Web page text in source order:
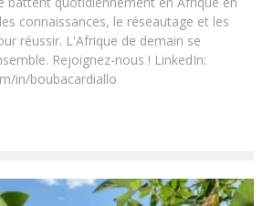
connaissances, le réseautage et les
réussir. L'Afrique de demain se
Rejoignez-nous ! LinkedIn:
in/boubacardiallo